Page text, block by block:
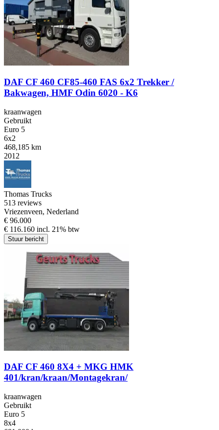
DAF CF 460 CF85-460 FAS 6x2 Trekker /
Bakwagen, HMF Odin 6020 - K6
kraanwagen
Gebruikt
Euro 5
6x2
468,185 km
2012
Thomas Trucks
513 reviews
Vriezenveen, Nederland
€ 96.000
€ 116.160 incl. 21% btw
Stuur bericht
DAF CF 460 8X4 + MKG HMK
401/kran/kraan/Montagekran/
kraanwagen
Gebruikt
Euro 5
8x4